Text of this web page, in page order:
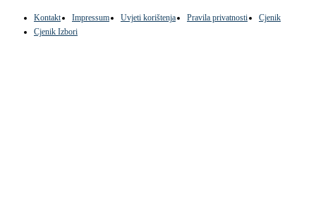
Kontakt Impressum Uvjeti korištenja Pravila privatnosti
Cjenik
Cjenik Izbori